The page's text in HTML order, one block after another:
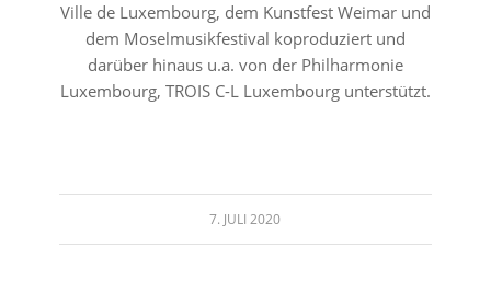
Ville de Luxembourg, dem Kunstfest Weimar und
dem Moselmusikfestival koproduziert und
darüber hinaus u.a. von der Philharmonie
Luxembourg, TROIS C-L Luxembourg unterstützt.
7. JULI 2020